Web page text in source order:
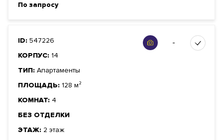
По запросу
ID: 547226
КОРПУС: 14
ТИП: Апартаменты
ПЛОЩАДЬ: 128 м²
КОМНАТ: 4
БЕЗ ОТДЕЛКИ
ЭТАЖ: 2 этаж
-